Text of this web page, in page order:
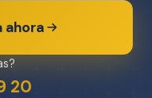
ahora
20